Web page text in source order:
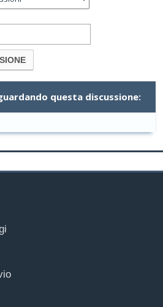
questa discussione: